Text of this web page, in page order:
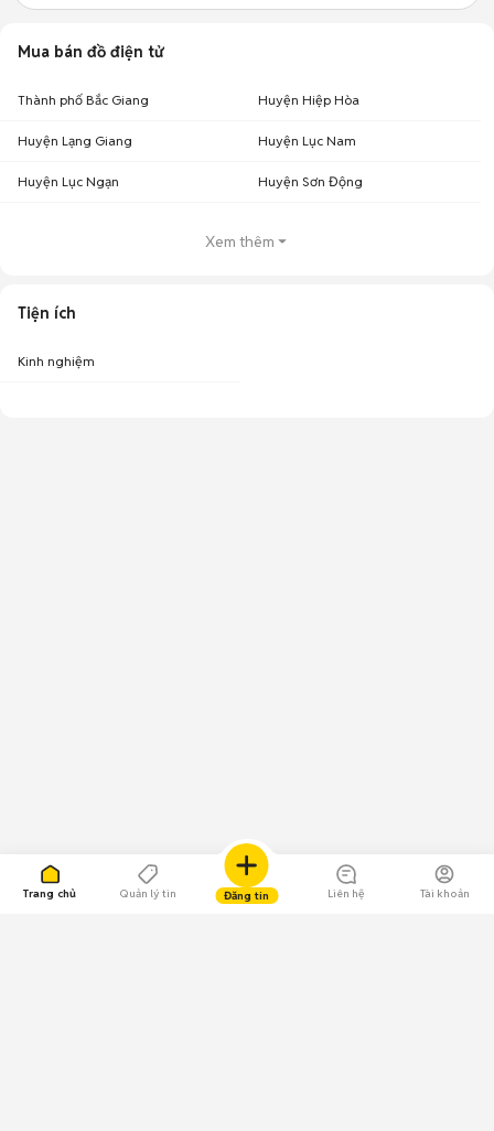
Trang chủ Quản lý tin Đăng tin Liên hệ Tài khoản
Mua bán đồ điện tử
Thành phố Bắc Giang Huyện Hiệp Hòa
Huyện Lạng Giang Huyện Lục Nam
Huyện Lục Ngạn Huyện Sơn Động
Xem thêm
Tiện ích
Kinh nghiệm